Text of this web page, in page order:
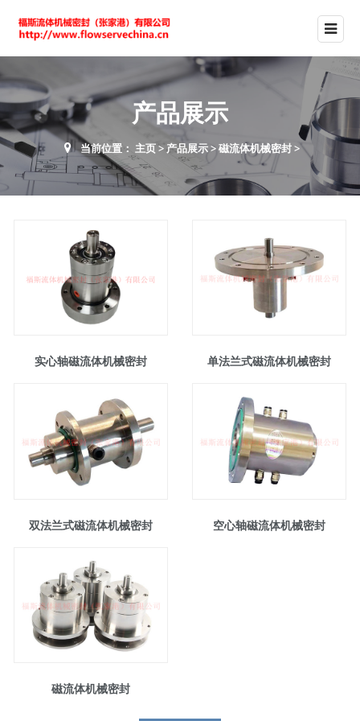
产品展示
当前位置： 主页>产品展示>磁流体机械密封>
实心轴磁流体机械密封 单法兰式磁流体机械密封
双法兰式磁流体机械密封 空心轴磁流体机械密封
磁流体机械密封